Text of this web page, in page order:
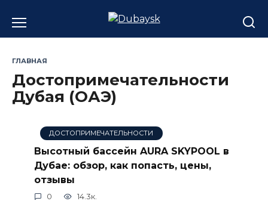
содержанию
ГЛАВНАЯ
Достопримечательности
Дубая (ОАЭ)
ДОСТОПРИМЕЧАТЕЛЬНОСТИ
Высотный бассейн AURA SKYPOOL в
Дубае: обзор, как попасть, цены,
отзывы
0 14.3к.